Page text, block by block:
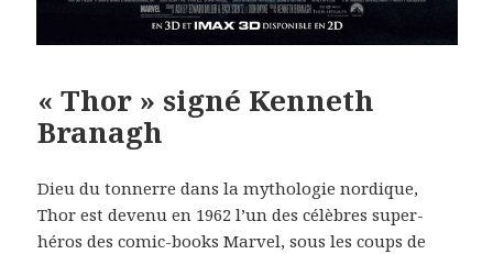
« Thor » signé Kenneth
Branagh
Dieu du tonnerre dans la mythologie nordique,
Thor est devenu en 1962 l’un des célèbres super-
héros des comic-books Marvel, sous les coups de